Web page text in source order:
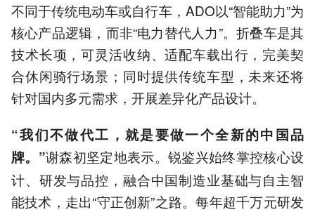
不同于传统电动车或自行车，ADO以“智能助力”为
核心产品逻辑，而非“电力替代人力”。折叠车是其
技术长项，可灵活收纳、适配车载出行，完美契
合休闲骑行场景；同时提供传统车型，未来还将
针对国内多元需求，开展差异化产品设计。
“我们不做代工，就是要做一个全新的中国品
牌。”谢森初坚定地表示。锐鉴兴始终掌控核心设
计、研发与品控，融合中国制造业基础与自主智
能技术，走出“守正创新”之路。每年超千万元研发